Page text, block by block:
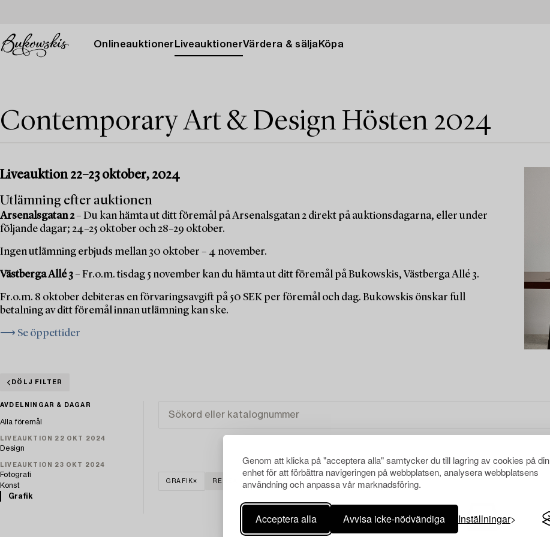
Genom att klicka på "acceptera alla" samtycker du till lagring av cookies på din
enhet för att förbättra navigeringen på webbplatsen, analysera webbplatsens
användning och anpassa vår marknadsföring.
Acceptera alla Avvisa icke-nödvändiga Inställningar
Onlineauktioner LiveauktionerVärdera & sälja Köpa
Contemporary Art & Design Hösten 2024
Liveauktion 22–23 oktober, 2024
Utlämning efter auktionen
Arsenalsgatan 2– Du kan hämta ut ditt föremål på Arsenalsgatan 2 direkt på auktionsdagarna, eller under
följande dagar; 24–25 oktober och 28–29 oktober.
Ingen utlämning erbjuds mellan 30 oktober – 4 november.
Västberga Allé 3– Fr.o.m. tisdag 5 november kan du hämta ut ditt föremål på Bukowskis, Västberga Allé 3.
Fr.o.m. 8 oktober debiteras en förvaringsavgift på 50 SEK per föremål och dag. Bukowskis önskar full
betalning av ditt föremål innan utlämning kan ske.
⟶ Se öppettider
DÖLJ FILTER
AVDELNINGAR & DAGAR
Alla föremål
LIVEAUKTION 22 OKT 2024
Design
LIVEAUKTION 23 OKT 2024
Fotografi
Konst
Grafik
GRAFIK RENSA ALLA